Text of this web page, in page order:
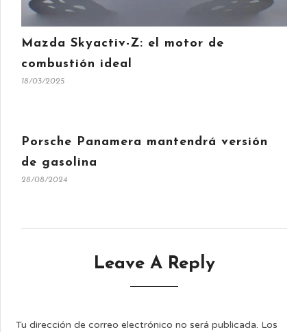
Mazda Skyactiv-Z: el motor de
combustión ideal
18/03/2025
Porsche Panamera mantendrá versión
de gasolina
28/08/2024
Leave A Reply
Tu dirección de correo electrónico no será publicada. Los